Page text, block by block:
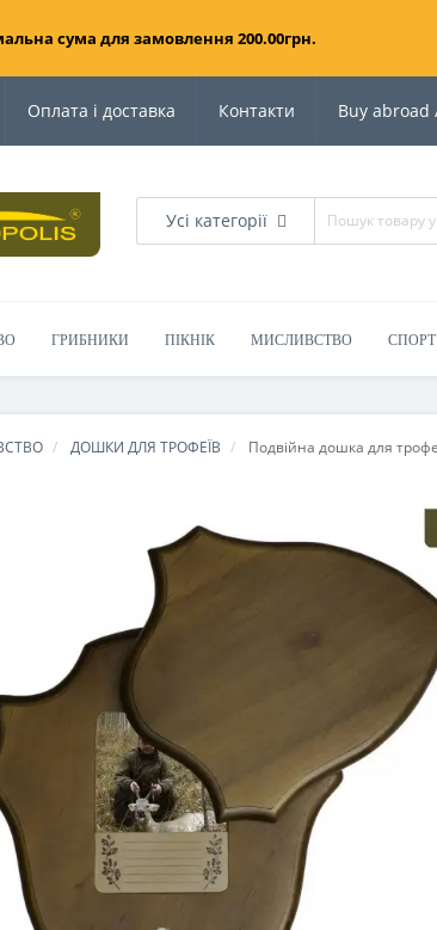
сума для замовлення 200.00грн.
Оплата і доставка Контакти Buy abroad
Усі категорії
ГРИБНИКИ ПІКНІК МИСЛИВСТВО СПОРТ
ДОШКИ ДЛЯ ТРОФЕЇВ Подвійна дошка для